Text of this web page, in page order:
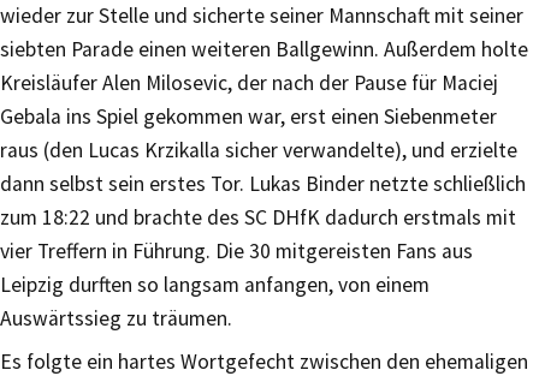
wieder zur Stelle und sicherte seiner Mannschaft mit seiner
siebten Parade einen weiteren Ballgewinn. Außerdem holte
Kreisläufer Alen Milosevic, der nach der Pause für Maciej
Gebala ins Spiel gekommen war, erst einen Siebenmeter
raus (den Lucas Krzikalla sicher verwandelte), und erzielte
dann selbst sein erstes Tor. Lukas Binder netzte schließlich
zum 18:22 und brachte des SC DHfK dadurch erstmals mit
vier Treffern in Führung. Die 30 mitgereisten Fans aus
Leipzig durften so langsam anfangen, von einem
Auswärtssieg zu träumen.
Es folgte ein hartes Wortgefecht zwischen den ehemaligen